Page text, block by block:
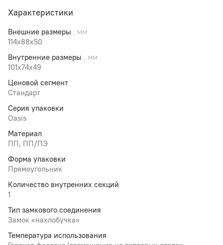
Характеристики
Внешние размеры , мм
114x88x50
Внутренние размеры , мм
101x74x49
Ценовой сегмент
Стандарт
Серия упаковки
Oasis
Материал
ПП, ПП/ПЭ
Форма упаковки
Прямоугольник
Количество внутренних секций
1
Тип замкового соединения
Замок «нахлобучка»
Температура использования